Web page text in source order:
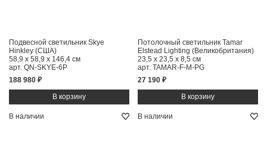
Подвесной светильник Skye
Hinkley (США)
58,9 x 58,9 x 146,4 см
арт. QN-SKYE-6P
188 980 ₽
Потолочный светильник Tamar
Elstead Lighting (Великобритания)
23,5 x 23,5 x 8,5 см
арт. TAMAR-F-M-PG
27 190 ₽
В наличии В наличии